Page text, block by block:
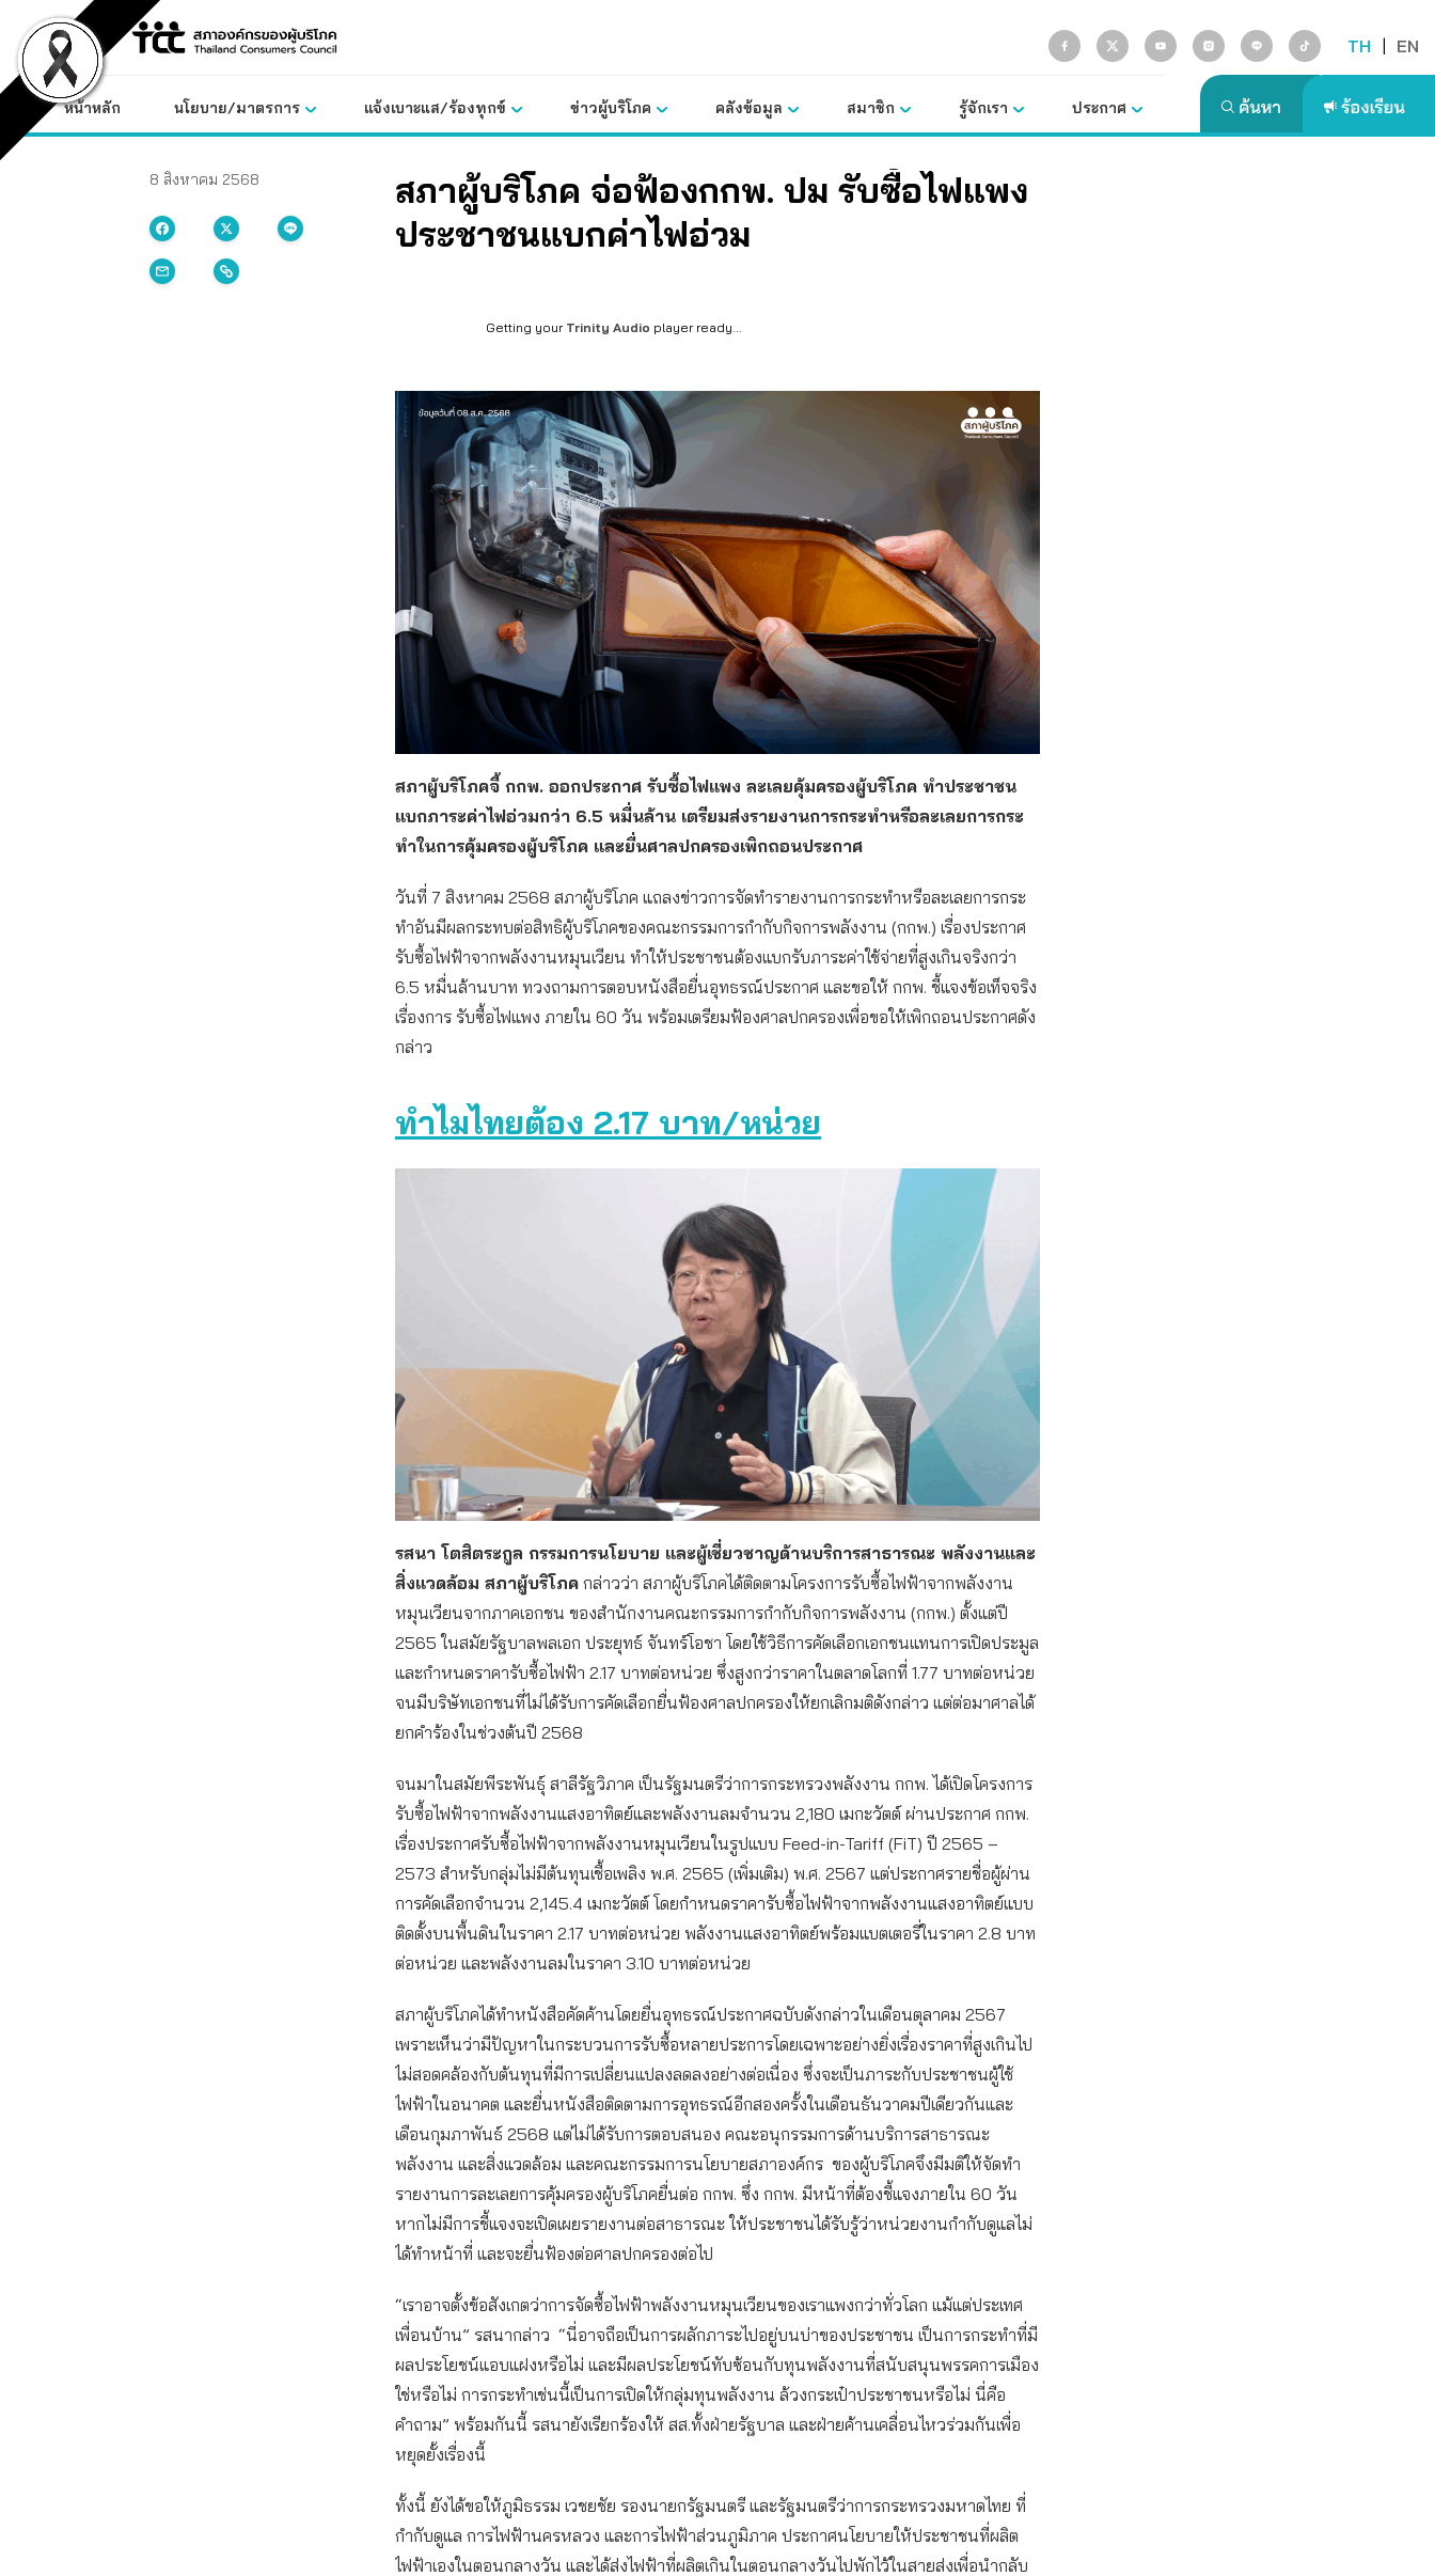
content
TH | EN
หน้าหลัก นโยบาย/มาตรการ แจ้งเบาะแส/ร้องทุกข์ ข่าวผู้บริโภค คลังข้อมูล สมาชิก รู้จักเรา ประกาศ
8 สิงหาคม 2568
สภาผู้บริโภค จ่อฟ้องกกพ. ปม รับซื้อไฟแพง
ประชาชนแบกค่าไฟอ่วม
Getting your Trinity Audio player ready...
สภาผู้บริโภคจี้ กกพ. ออกประกาศ รับซื้อไฟแพง ละเลยคุ้มครองผู้บริโภค ทำประชาชน
แบกภาระค่าไฟอ่วมกว่า 6.5 หมื่นล้าน เตรียมส่งรายงานการกระทำหรือละเลยการกระ
ทำในการคุ้มครองผู้บริโภค และยื่นศาลปกครองเพิกถอนประกาศ
วันที่ 7 สิงหาคม 2568 สภาผู้บริโภค แถลงข่าวการจัดทำรายงานการกระทำหรือละเลยการกระ
ทำอันมีผลกระทบต่อสิทธิผู้บริโภคของคณะกรรมการกำกับกิจการพลังงาน (กกพ.) เรื่องประกาศ
รับซื้อไฟฟ้าจากพลังงานหมุนเวียน ทำให้ประชาชนต้องแบกรับภาระค่าใช้จ่ายที่สูงเกินจริงกว่า
6.5 หมื่นล้านบาท ทวงถามการตอบหนังสือยื่นอุทธรณ์ประกาศ และขอให้ กกพ. ชี้แจงข้อเท็จจริง
เรื่องการ รับซื้อไฟแพง ภายใน 60 วัน พร้อมเตรียมฟ้องศาลปกครองเพื่อขอให้เพิกถอนประกาศดัง
กล่าว
ทำไมไทยต้อง 2.17 บาท/หน่วย
รสนา โตสิตระกูล กรรมการนโยบาย และผู้เชี่ยวชาญด้านบริการสาธารณะ พลังงานและ
สิ่งแวดล้อม สภาผู้บริโภค กล่าวว่า สภาผู้บริโภคได้ติดตามโครงการรับซื้อไฟฟ้าจากพลังงาน
หมุนเวียนจากภาคเอกชน ของสำนักงานคณะกรรมการกำกับกิจการพลังงาน (กกพ.) ตั้งแต่ปี
2565 ในสมัยรัฐบาลพลเอก ประยุทธ์ จันทร์โอชา โดยใช้วิธีการคัดเลือกเอกชนแทนการเปิดประมูล
และกำหนดราคารับซื้อไฟฟ้า 2.17 บาทต่อหน่วย ซึ่งสูงกว่าราคาในตลาดโลกที่ 1.77 บาทต่อหน่วย
จนมีบริษัทเอกชนที่ไม่ได้รับการคัดเลือกยื่นฟ้องศาลปกครองให้ยกเลิกมติดังกล่าว แต่ต่อมาศาลได้
ยกคำร้องในช่วงต้นปี 2568
จนมาในสมัยพีระพันธุ์ สาลีรัฐวิภาค เป็นรัฐมนตรีว่าการกระทรวงพลังงาน กกพ. ได้เปิดโครงการ
รับซื้อไฟฟ้าจากพลังงานแสงอาทิตย์และพลังงานลมจำนวน 2,180 เมกะวัตต์ ผ่านประกาศ กกพ.
เรื่องประกาศรับซื้อไฟฟ้าจากพลังงานหมุนเวียนในรูปแบบ Feed-in-Tariff (FiT) ปี 2565 –
2573 สำหรับกลุ่มไม่มีต้นทุนเชื้อเพลิง พ.ศ. 2565 (เพิ่มเติม) พ.ศ. 2567 แต่ประกาศรายชื่อผู้ผ่าน
การคัดเลือกจำนวน 2,145.4 เมกะวัตต์ โดยกำหนดราคารับซื้อไฟฟ้าจากพลังงานแสงอาทิตย์แบบ
ติดตั้งบนพื้นดินในราคา 2.17 บาทต่อหน่วย พลังงานแสงอาทิตย์พร้อมแบตเตอรี่ในราคา 2.8 บาท
ต่อหน่วย และพลังงานลมในราคา 3.10 บาทต่อหน่วย
สภาผู้บริโภคได้ทำหนังสือคัดค้านโดยยื่นอุทธรณ์ประกาศฉบับดังกล่าวในเดือนตุลาคม 2567
เพราะเห็นว่ามีปัญหาในกระบวนการรับซื้อหลายประการโดยเฉพาะอย่างยิ่งเรื่องราคาที่สูงเกินไป
ไม่สอดคล้องกับต้นทุนที่มีการเปลี่ยนแปลงลดลงอย่างต่อเนื่อง ซึ่งจะเป็นภาระกับประชาชนผู้ใช้
ไฟฟ้าในอนาคต และยื่นหนังสือติดตามการอุทธรณ์อีกสองครั้งในเดือนธันวาคมปีเดียวกันและ
เดือนกุมภาพันธ์ 2568 แต่ไม่ได้รับการตอบสนอง คณะอนุกรรมการด้านบริการสาธารณะ
พลังงาน และสิ่งแวดล้อม และคณะกรรมการนโยบายสภาองค์กร ของผู้บริโภคจึงมีมติให้จัดทำ
รายงานการละเลยการคุ้มครองผู้บริโภคยื่นต่อ กกพ. ซึ่ง กกพ. มีหน้าที่ต้องชี้แจงภายใน 60 วัน
หากไม่มีการชี้แจงจะเปิดเผยรายงานต่อสาธารณะ ให้ประชาชนได้รับรู้ว่าหน่วยงานกำกับดูแลไม่
ได้ทำหน้าที่ และจะยื่นฟ้องต่อศาลปกครองต่อไป
“เราอาจตั้งข้อสังเกตว่าการจัดซื้อไฟฟ้าพลังงานหมุนเวียนของเราแพงกว่าทั่วโลก แม้แต่ประเทศ
เพื่อนบ้าน” รสนากล่าว “นี่อาจถือเป็นการผลักภาระไปอยู่บนบ่าของประชาชน เป็นการกระทำที่มี
ผลประโยชน์แอบแฝงหรือไม่ และมีผลประโยชน์ทับซ้อนกับทุนพลังงานที่สนับสนุนพรรคการเมือง
ใช่หรือไม่ การกระทำเช่นนี้เป็นการเปิดให้กลุ่มทุนพลังงาน ล้วงกระเป๋าประชาชนหรือไม่ นี่คือ
คำถาม” พร้อมกันนี้ รสนายังเรียกร้องให้ สส.ทั้งฝ่ายรัฐบาล และฝ่ายค้านเคลื่อนไหวร่วมกันเพื่อ
หยุดยั้งเรื่องนี้
ทั้งนี้ ยังได้ขอให้ภูมิธรรม เวชยชัย รองนายกรัฐมนตรี และรัฐมนตรีว่าการกระทรวงมหาดไทย ที่
กำกับดูแล การไฟฟ้านครหลวง และการไฟฟ้าส่วนภูมิภาค ประกาศนโยบายให้ประชาชนที่ผลิต
ไฟฟ้าเองในตอนกลางวัน และได้ส่งไฟฟ้าที่ผลิตเกินในตอนกลางวันไปพักไว้ในสายส่งเพื่อนำกลับ